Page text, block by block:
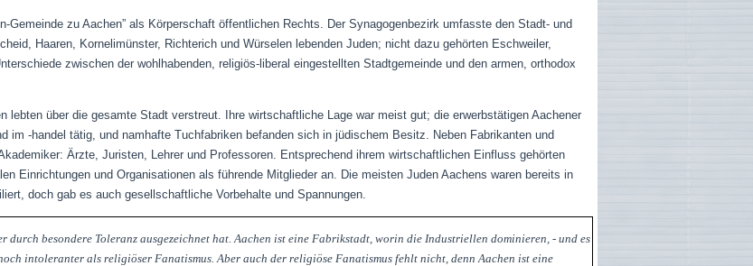
Gemeinde zu Aachen” als Körperschaft öffentlichen Rechts. Der Synagogenbezirk umfasste den Stadt- und
Haaren, Kornelimünster, Richterich und Würselen lebenden Juden; nicht dazu gehörten Eschweiler,
zwischen der wohlhabenden, religiös-liberal eingestellten Stadtgemeinde und den armen, orthodox
lebten über die gesamte Stadt verstreut. Ihre wirtschaftliche Lage war meist gut; die erwerbstätigen Aachener
im -handel tätig, und namhafte Tuchfabriken befanden sich in jüdischem Besitz. Neben Fabrikanten und
Ärzte, Juristen, Lehrer und Professoren. Entsprechend ihrem wirtschaftlichen Einfluss gehörten
Einrichtungen und Organisationen als führende Mitglieder an. Die meisten Juden Aachens waren bereits in
doch gab es auch gesellschaftliche Vorbehalte und Spannungen.
durch besondere Toleranz ausgezeichnet hat. Aachen ist eine Fabrikstadt, worin die Industriellen dominieren, - und es
intoleranter als religiöser Fanatismus. Aber auch der religiöse Fanatismus fehlt nicht, denn Aachen ist eine